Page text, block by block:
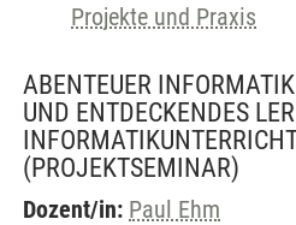
Projekte und Praxis
ABENTEUER
UND ENTDECKENDES
(PROJEKTSEMINAR)
Dozent/in: Paul Ehm